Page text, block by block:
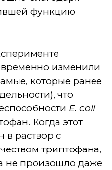
функцию
изменили
которые ранее
что
E. coli
Когда этот
в раствор с
триптофана,
не произошло даже